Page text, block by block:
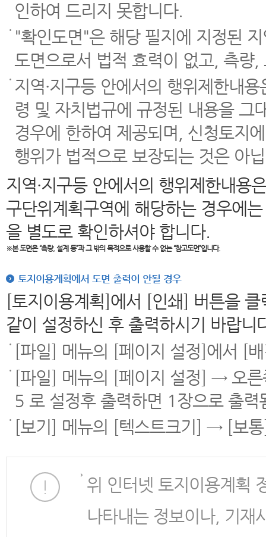
인하여 드리지 못합니다.
"확인도면"은 해당 필지에 지정된
도면으로서 법적 효력이 없고, 측량
지역·지구등 안에서의 행위제한내
령 및 자치법규에 규정된 내용을 그
경우에 한하여 제공되며, 신청토지
행위가 법적으로 보장되는 것은 아
지역·지구등 안에서의 행위제한내용
구단위계획구역에 해당하는 경우에
을 별도로 확인하셔야 합니다.
※본 도면은“측량, 설계 등”과 그 밖의 목적으로 사용할 수 없는 “참고도면”입니다.
토지이용계획에서 도면 출력이 안될 경우
[토지이용계획]에서 [인쇄] 버튼을
같이 설정하신 후 출력하시기 바랍니
[파일] 메뉴의 [페이지 설정]에서 [
[파일] 메뉴의 [페이지 설정] → 오
5 로 설정후 출력하면 1장으로 출력
[보기] 메뉴의 [텍스트크기] → [보
위 인터넷 토지이용계획
나타내는 정보이나, 기재